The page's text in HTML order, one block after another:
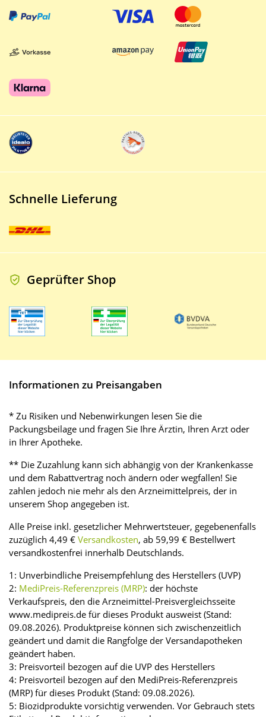
Schnelle Lieferung
Geprüfter Shop
Informationen zu Preisangaben
* Zu Risiken und Nebenwirkungen lesen Sie die
Packungsbeilage und fragen Sie Ihre Ärztin, Ihren Arzt oder
in Ihrer Apotheke.
** Die Zuzahlung kann sich abhängig von der Krankenkasse
und dem Rabattvertrag noch ändern oder wegfallen! Sie
zahlen jedoch nie mehr als den Arzneimittelpreis, der in
unserem Shop angegeben ist.
Alle Preise inkl. gesetzlicher Mehrwertsteuer, gegebenenfalls
zuzüglich 4,49 € Versandkosten, ab 59,99 € Bestellwert
versandkostenfrei innerhalb Deutschlands.
1: Unverbindliche Preisempfehlung des Herstellers (UVP)
2: MediPreis-Referenzpreis (MRP): der höchste
Verkaufspreis, den die Arzneimittel-Preisvergleichsseite
www.medipreis.de für dieses Produkt ausweist (Stand:
09.08.2026). Produktpreise können sich zwischenzeitlich
geändert und damit die Rangfolge der Versandapotheken
geändert haben.
3: Preisvorteil bezogen auf die UVP des Herstellers
4: Preisvorteil bezogen auf den MediPreis-Referenzpreis
(MRP) für dieses Produkt (Stand: 09.08.2026).
5: Biozidprodukte vorsichtig verwenden. Vor Gebrauch stets